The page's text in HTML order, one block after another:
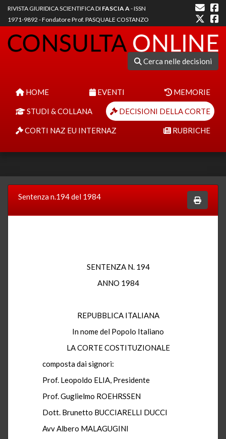
RIVISTA GIURIDICA SCIENTIFICA DI FASCIA A- ISSN
1971-9892 - Fondatore Prof. PASQUALE COSTANZO
Cerca nelle decisioni
HOME EVENTI MEMORIE
STUDI & COLLANA DECISIONI DELLA CORTE
CORTI NAZ EU INTERNAZ RUBRICHE
Sentenza n.194 del 1984
SENTENZA N. 194
ANNO 1984
REPUBBLICA ITALIANA
In nome del Popolo Italiano
LA CORTE COSTITUZIONALE
composta dai signori:
Prof. Leopoldo ELIA, Presidente
Prof. Guglielmo ROEHRSSEN
Dott. Brunetto BUCCIARELLI DUCCI
Avv Albero MALAGUGINI